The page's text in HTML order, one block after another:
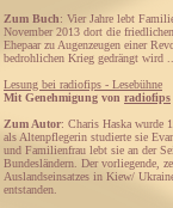
Zum Buch: Vier Jahre lebt
November 2013 dort die
Ehepaar zu Augenzeugen einer
bedrohlichen Krieg gedrängt wird ...
Lesung bei radiofips - Lesebühne
Mit Genehmigung von radiofips
Zum Autor: Charis Haska wurde
als Altenpflegerin studierte sie
und Familienfrau lebt sie an der
Bundesländern. Der vorliegende,
Auslandseinsatzes in Kiew/
entstanden.